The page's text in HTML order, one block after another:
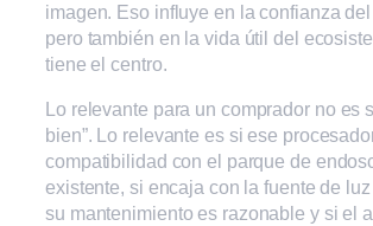
imagen. Eso influye en la confianza
pero también en la vida útil del
tiene el centro.
Lo relevante para un comprador no es
bien”. Lo relevante es si ese
compatibilidad con el parque de
existente, si encaja con la fuente de
su mantenimiento es razonable y si el